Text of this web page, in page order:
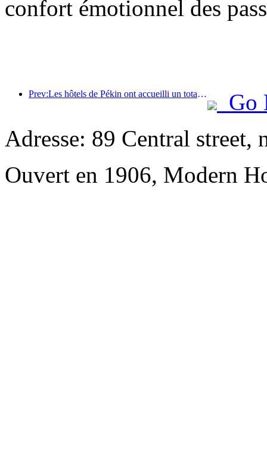
confort émotionnel des
Prev:Les hôtels de Pékin ont accueilli un total de 9,97 millions de touristes en juillet
Go
Adresse: 89 Central street,
Ouvert en 1906, Modern